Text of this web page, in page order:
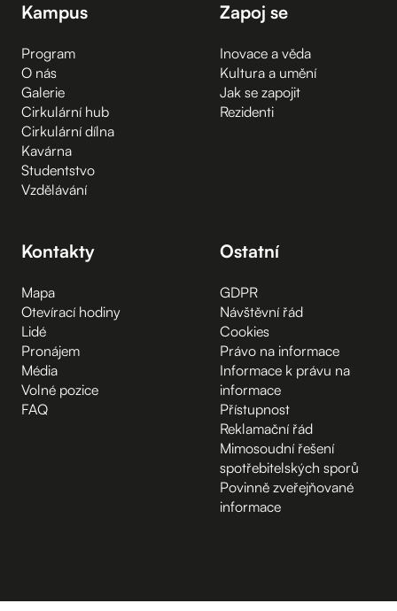
Kampus
Program
O nás
Galerie
Cirkulární hub
Cirkulární dílna
Kavárna
Studentstvo
Vzdělávání
Zapoj se
Inovace a věda
Kultura a umění
Jak se zapojit
Rezidenti
Kontakty
Mapa
Otevírací hodiny
Lidé
Pronájem
Média
Volné pozice
FAQ
Ostatní
GDPR
Návštěvní řád
Cookies
Právo na informace
Informace k právu na
informace
Přístupnost
Reklamační řád
Mimosoudní řešení
spotřebitelských sporů
Povinně zveřejňované
informace